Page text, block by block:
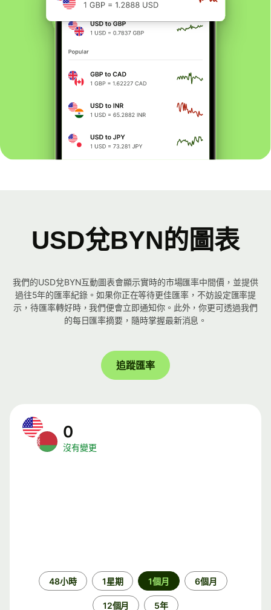
USD兌BYN的圖表
我們的USD兌BYN互動圖表會顯示實時的市場匯率中間價，並提供
過往5年的匯率紀錄。如果你正在等待更佳匯率，不妨設定匯率提
示，待匯率轉好時，我們便會立即通知你。此外，你更可透過我們
的每日匯率摘要，隨時掌握最新消息。
追蹤匯率
0
沒有變更
48小時 1星期 1個月 6個月
12個月 5年